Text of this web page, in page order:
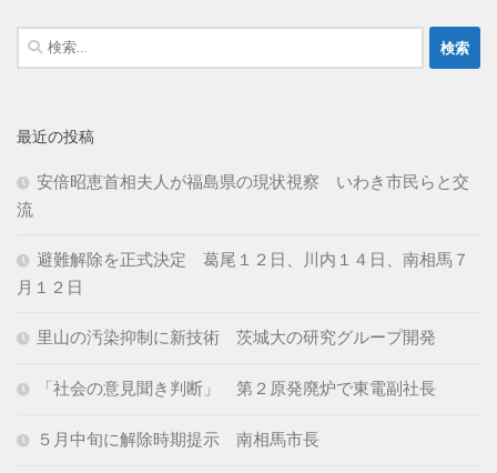
検
索:
最近の投稿
安倍昭恵首相夫人が福島県の現状視察 いわき市民らと交
流
避難解除を正式決定 葛尾１２日、川内１４日、南相馬７
月１２日
里山の汚染抑制に新技術 茨城大の研究グループ開発
「社会の意見聞き判断」 第２原発廃炉で東電副社長
５月中旬に解除時期提示 南相馬市長